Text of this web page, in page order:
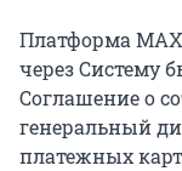
Платформа
через Систему
Соглашение о
генеральный
платежных